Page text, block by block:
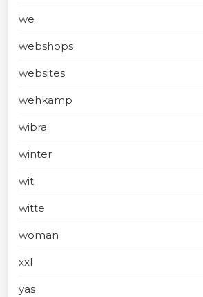
we
webshops
websites
wehkamp
wibra
winter
wit
witte
woman
xxl
yas